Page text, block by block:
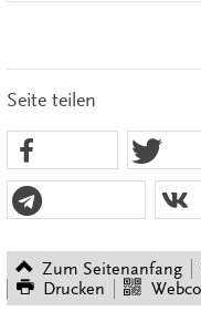
Seite teilen
Zum Seitenanfang
Drucken